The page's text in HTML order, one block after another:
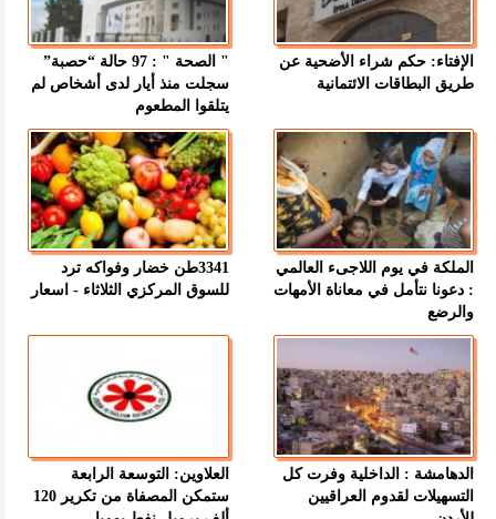
الإفتاء: حكم شراء الأضحية عن
طريق البطاقات الائتمانية
" الصحة " : 97 حالة “حصبة”
سجلت منذ أيار لدى أشخاص لم
يتلقوا المطعوم
الملكة في يوم اللاجىء العالمي
: دعونا نتأمل في معاناة الأمهات
والرضع
3341طن خضار وفواكه ترد
للسوق المركزي الثلاثاء - اسعار
الدهامشة : الداخلية وفرت كل
التسهيلات لقدوم العراقيين
العلاوين: التوسعة الرابعة
ستمكن المصفاة من تكرير 120